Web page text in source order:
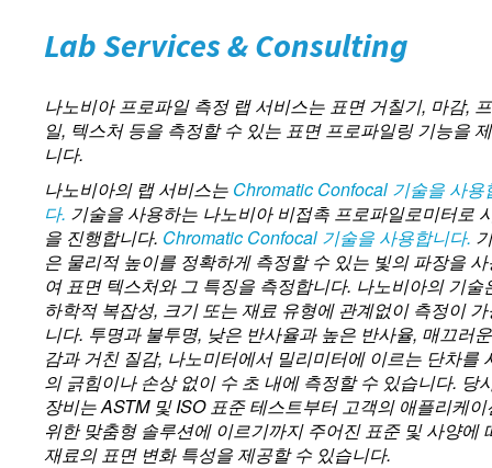
Lab Services & Consulting
나노비아 프로파일 측정 랩 서비스는 표면 거칠기, 마감,
일, 텍스처 등을 측정할 수 있는 표면 프로파일링 기능을
니다.
나노비아의 랩 서비스는 Chromatic Confocal 기술을 사용
다. 기술을 사용하는 나노비아 비접촉 프로파일로미터로
을 진행합니다. Chromatic Confocal 기술을 사용합니다.
은 물리적 높이를 정확하게 측정할 수 있는 빛의 파장을
여 표면 텍스처와 그 특징을 측정합니다. 나노비아의 기술
하학적 복잡성, 크기 또는 재료 유형에 관계없이 측정이
니다. 투명과 불투명, 낮은 반사율과 높은 반사율, 매끄러
감과 거친 질감, 나노미터에서 밀리미터에 이르는 단차를
의 긁힘이나 손상 없이 수 초 내에 측정할 수 있습니다. 당
장비는 ASTM 및 ISO 표준 테스트부터 고객의 애플리케이
위한 맞춤형 솔루션에 이르기까지 주어진 표준 및 사양에
재료의 표면 변화 특성을 제공할 수 있습니다.